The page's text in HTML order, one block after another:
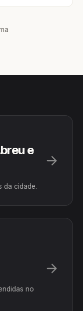
e
da cidade.
no